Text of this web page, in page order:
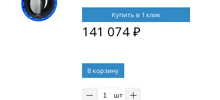
Купить в 1 клик
141 074₽
В корзину
шт